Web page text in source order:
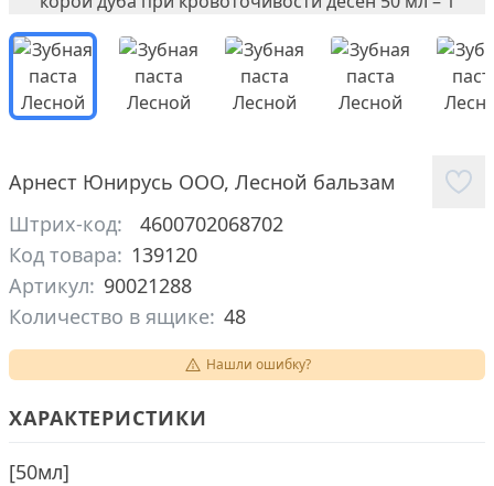
Арнест Юнирусь ООО, Лесной бальзам
Штрих-код:
4600702068702
Код товара: 139120
Артикул: 90021288
Количество в ящике: 48
Нашли ошибку?
ХАРАКТЕРИСТИКИ
[50мл]